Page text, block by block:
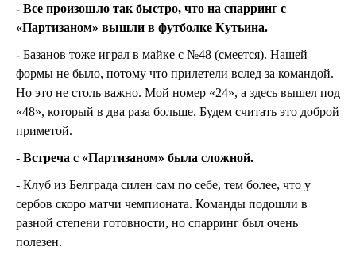
- Все произошло так быстро, что на спарринг с
«Партизаном» вышли в футболке Кутьина.
- Базанов тоже играл в майке с №48 (смеется). Нашей
формы не было, потому что прилетели вслед за командой.
Но это не столь важно. Мой номер «24», а здесь вышел под
«48», который в два раза больше. Будем считать это доброй
приметой.
- Встреча с «Партизаном» была сложной.
- Клуб из Белграда силен сам по себе, тем более, что у
сербов скоро матчи чемпионата. Команды подошли в
разной степени готовности, но спарринг был очень
полезен.